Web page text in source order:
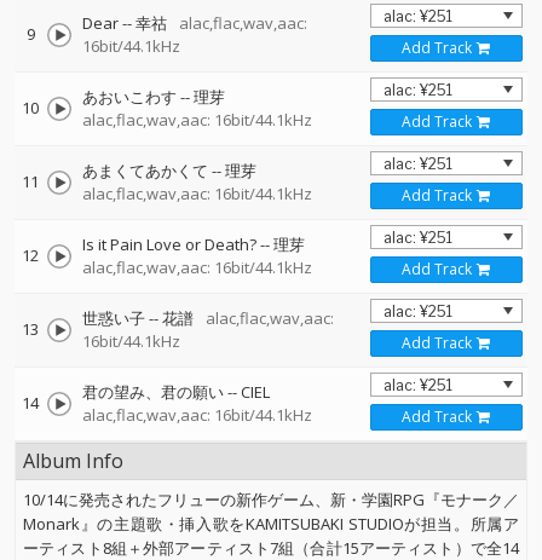
9 Dear--幸祜
alac,flac,wav,aac:
16bit/44.1kHz
Add Track
10 あおいこわす --理芽
alac,flac,wav,aac: 16bit/44.1kHz
Add Track
11 あまくてあかくて --理芽
alac,flac,wav,aac: 16bit/44.1kHz
Add Track
12 Is it Pain Love or Death?--理芽
alac,flac,wav,aac: 16bit/44.1kHz
Add Track
13 世惑い子--花譜
alac,flac,wav,aac:
16bit/44.1kHz
Add Track
14 君の望み、君の願い--CIEL
alac,flac,wav,aac: 16bit/44.1kHz
Add Track
Album Info
10/14に発売されたフリューの新作ゲーム、新・学園RPG『モナーク／
Monark』の主題歌・挿入歌をKAMITSUBAKI STUDIOが担当。所属ア
ーティスト8組＋外部アーティスト7組（合計15アーティスト）で全14